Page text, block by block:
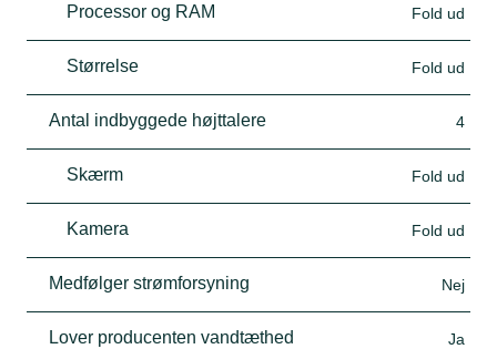
Processor og RAM Fold ud
Størrelse Fold ud
Antal indbyggede højttalere 4
Skærm Fold ud
Kamera Fold ud
Medfølger strømforsyning Nej
Lover producenten vandtæthed Ja